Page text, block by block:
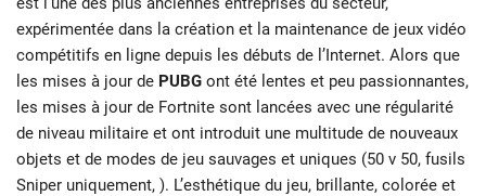
expérimentée dans la création et la maintenance de jeux vidéo
compétitifs en ligne depuis les débuts de l’Internet. Alors que
les mises à jour de PUBG ont été lentes et peu passionnantes,
les mises à jour de Fortnite sont lancées avec une régularité
de niveau militaire et ont introduit une multitude de nouveaux
objets et de modes de jeu sauvages et uniques (50 v 50, fusils
Sniper uniquement, ). L’esthétique du jeu, brillante, colorée et